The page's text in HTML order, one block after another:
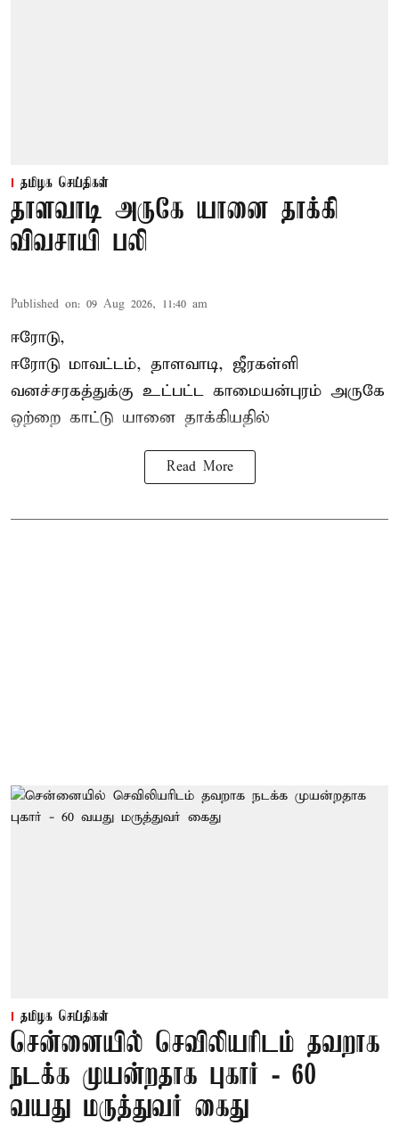
தமிழக செய்திகள்
தாளவாடி அருகே யானை தாக்கி
விவசாயி பலி
Published on: 09 Aug 2026, 11:40 am
ஈரோடு,
ஈரோடு மாவட்டம், தாளவாடி, ஜீரகள்ளி
வனச்சரகத்துக்கு உட்பட்ட காமையன்புரம் அருகே
ஒற்றை காட்டு யானை தாக்கியதில்
Read More
தமிழக செய்திகள்
சென்னையில் செவிலியரிடம் தவறாக
நடக்க முயன்றதாக புகார் - 60
வயது மருத்துவர் கைது